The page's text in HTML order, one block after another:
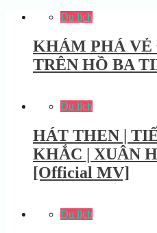
Du lịch
KHÁM PHÁ VẺ
TRÊN HỒ BA
Du lịch
HÁT THEN |
KHẮC | XUÂN
[Official MV]
Du lịch